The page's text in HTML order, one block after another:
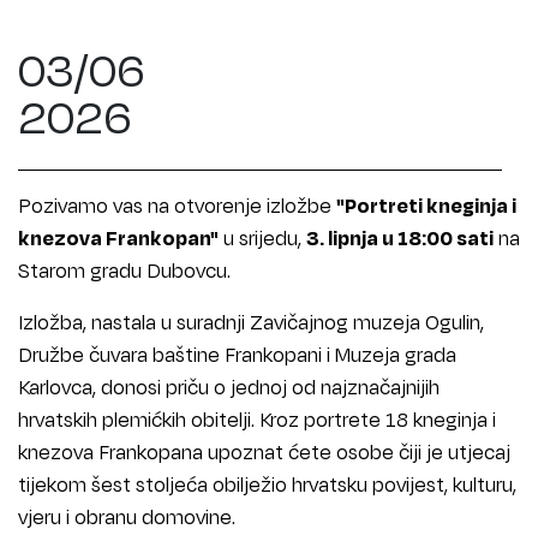
03/06
2026
Pozivamo vas na otvorenje izložbe "Portreti kneginja i
knezova Frankopan" u srijedu,3. lipnja u 18:00 satina
Starom gradu Dubovcu.
Izložba, nastala u suradnji Zavičajnog muzeja Ogulin,
Družbe čuvara baštine Frankopani i Muzeja grada
Karlovca, donosi priču o jednoj od najznačajnijih
hrvatskih plemićkih obitelji. Kroz portrete 18 kneginja i
knezova Frankopana upoznat ćete osobe čiji je utjecaj
tijekom šest stoljeća obilježio hrvatsku povijest, kulturu,
vjeru i obranu domovine.